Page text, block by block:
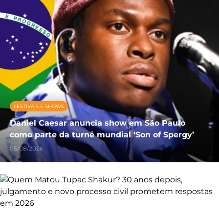
FESTIVAIS E SHOWS
Daniel Caesar anuncia show em São Paulo
como parte da turnê mundial ‘Son of Spergy’
05/08/2026